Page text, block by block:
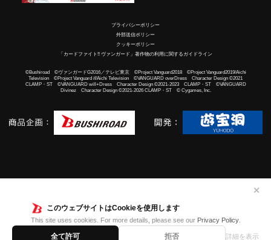
このウェブサイトはCookieを使用します
This site uses cookies. For more details, please see our Privacy Policy.
全て許可 拒否 詳細を表示
✕
プライバシーポリシー
外部送信ポリシー
クッキーポリシー
「カードファイト!! ヴァンガード」著作物の利用に関するガイドライン
©Bushiroad ©ヴァンガードG2016／テレビ東京 ©Project Vanguard2018 ©Project Vanguard2019/Aichi
Television ©Project Vanguard if/Aichi Television ©VANGUARD overDress Character Design ©2021
CLAMP・ST ©VANGUARD will+Dress Character Design ©2021-2023 CLAMP・ST ©VANGUARD
Divinez Character Design ©2021-2026 CLAMP・ST © Cygames, Inc.